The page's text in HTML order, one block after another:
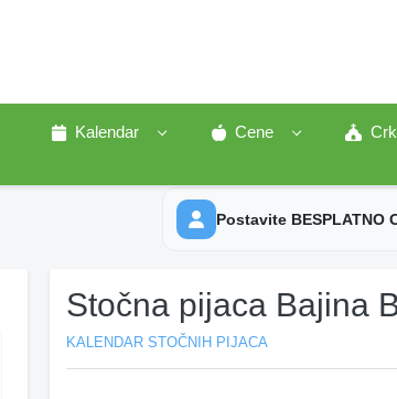
Kalendar Cene
Postavite BESPLATNO
Stočna pijaca Bajina
KALENDAR STOČNIH PIJACA